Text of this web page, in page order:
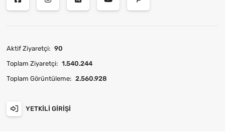
Aktif Ziyaretçi: 90
Toplam Ziyaretçi: 1.540.244
Toplam Görüntüleme: 2.560.928
YETKILI GIRIŞI